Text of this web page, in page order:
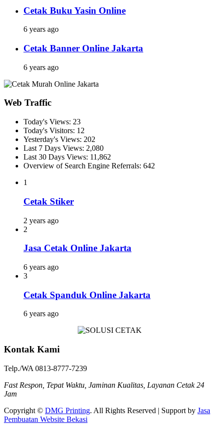
Cetak Buku Yasin Online
6 years ago
Cetak Banner Online Jakarta
6 years ago
Web Traffic
Today's Views: 23
Today's Visitors: 12
Yesterday's Views: 202
Last 7 Days Views: 2,080
Last 30 Days Views: 11,862
Overview of Search Engine Referrals: 642
1
Cetak Stiker
2 years ago
2
Jasa Cetak Online Jakarta
6 years ago
3
Cetak Spanduk Online Jakarta
6 years ago
Kontak Kami
Telp./WA 0813-8777-7239
Fast Respon, Tepat Waktu, Jaminan Kualitas, Layanan Cetak 24
Jam
Copyright © DMG Printing. All Rights Reserved | Support by Jasa
Pembuatan Website Bekasi